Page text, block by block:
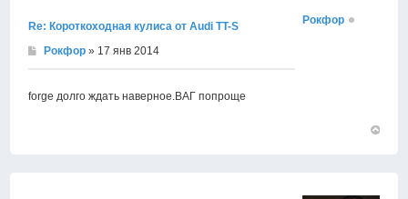
Re: Короткоходная кулиса от Audi TT-S
Рокфор » 17 янв 2014
forge долго ждать наверное.ВАГ попроще
Рокфор